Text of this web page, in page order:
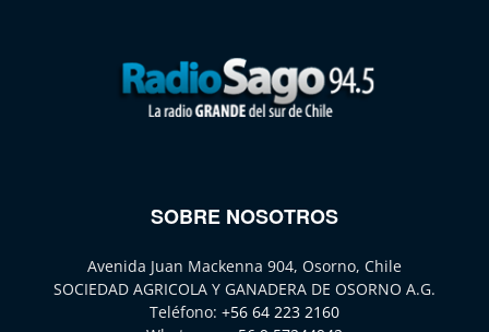
SOBRE NOSOTROS
Avenida Juan Mackenna 904, Osorno, Chile
SOCIEDAD AGRICOLA Y GANADERA DE OSORNO A.G.
Teléfono: +56 64 223 2160